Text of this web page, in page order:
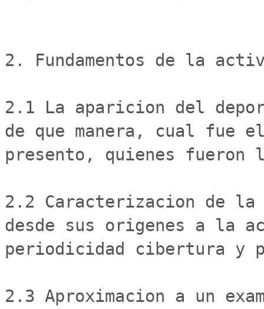
2. Fundamentos de la
2.1 La aparicion del
de que manera, cual fue
presento, quienes
2.2 Caracterizacion de la
desde sus origenes a la
periodicidad cibertura y
2.3 Aproximacion a un